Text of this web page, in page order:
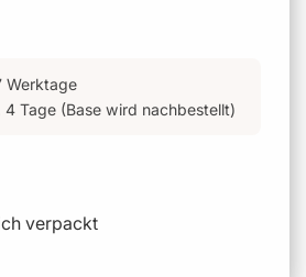
Werktage
4 Tage (Base wird nachbestellt)
verpackt